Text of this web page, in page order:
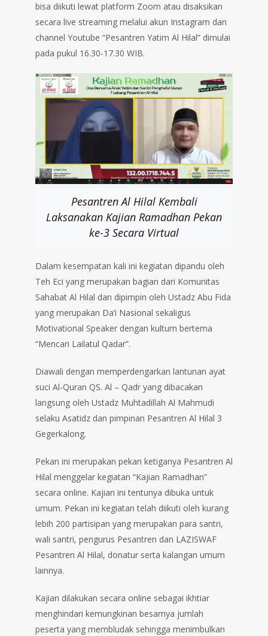
bisa diikuti lewat platform Zoom atau disaksikan
secara live streaming melalui akun Instagram dan
channel Youtube “Pesantren Yatim Al Hilal” dimulai
pada pukul 16.30-17.30 WIB.
Pesantren Al Hilal Kembali
Laksanakan Kajian Ramadhan Pekan
ke-3 Secara Virtual
Dalam kesempatan kali ini kegiatan dipandu oleh
Teh Eci yang merupakan bagian dari Komunitas
Sahabat Al Hilal dan dipimpin oleh Ustadz Abu Fida
yang merupakan Da’i Nasional sekaligus
Motivational Speaker dengan kultum bertema
“Mencari Lailatul Qadar”.
Diawali dengan memperdengarkan lantunan ayat
suci Al-Quran QS. Al – Qadr yang dibacakan
langsung oleh Ustadz Muhtadillah Al Mahmudi
selaku Asatidz dan pimpinan Pesantren Al Hilal 3
Gegerkalong.
Pekan ini merupakan pekan ketiganya Pesantren Al
Hilal menggelar kegiatan “Kajian Ramadhan”
secara online. Kajian ini tentunya dibuka untuk
umum. Pekan ini kegiatan telah diikuti oleh kurang
lebih 200 partisipan yang merupakan para santri,
wali santri, pengurus Pesantren dan LAZISWAF
Pesantren Al Hilal, donatur serta kalangan umum
lainnya.
Kajian dilakukan secara online sebagai ikhtiar
menghindari kemungkinan besarnya jumlah
peserta yang membludak sehingga menimbulkan